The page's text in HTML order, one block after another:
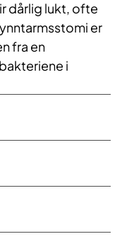
dårlig lukt, ofte
er
fra en
i